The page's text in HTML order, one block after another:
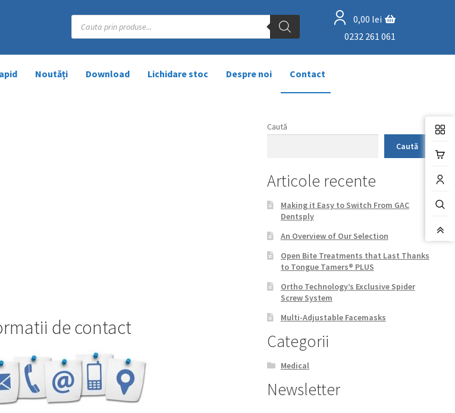
Products
search
0,00 lei
0232 261 061
Noutăți Download Lichidare stoc Despre noi Contact
de contact
Caută
Caută
Articole recente
Making it Easy to Switch From GAC
Dentsply
An Overview of Our Selection
Open Bite Treatments that Last Thanks
to Tongue Tamers® PLUS
Ortho Technology’s Exclusive Spider
Screw System
Multi-Adjustable Facemasks
Categorii
Medical
Newsletter